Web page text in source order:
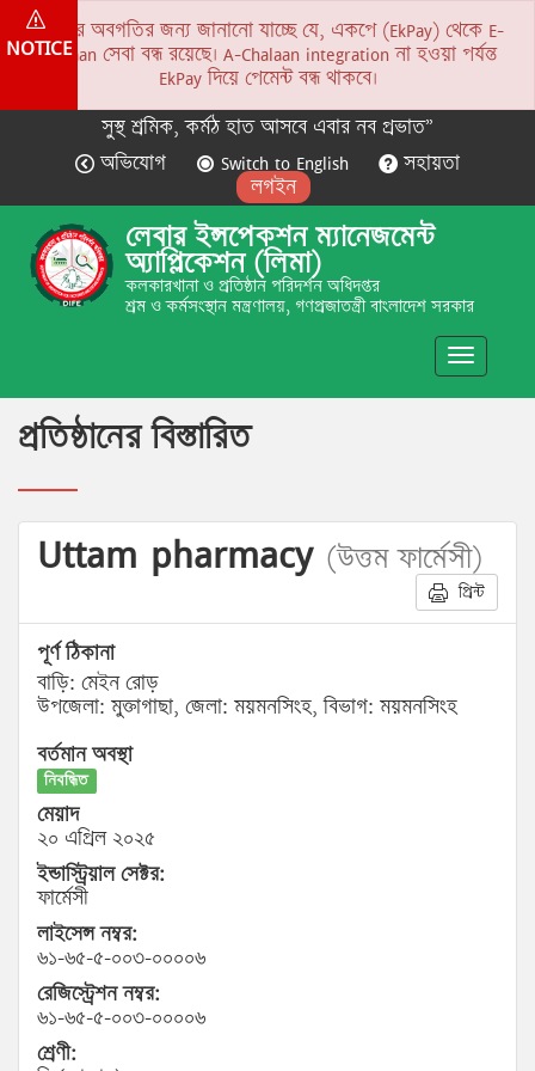
NOTICE
সকলের অবগতির জন্য জানানো যাচ্ছে যে, একপে (EkPay) থেকে E-
Chalaan সেবা বন্ধ রয়েছে। A-Chalaan integration না হওয়া পর্যন্ত
EkPay দিয়ে পেমেন্ট বন্ধ থাকবে।
সুস্থ শ্রমিক, কর্মঠ হাত আসবে এবার নব প্রভাত”
অভিযোগ
Switch to English
সহায়তা
লগইন
লেবার ইন্সপেকশন ম্যানেজমেন্ট
অ্যাপ্লিকেশন (লিমা)
কলকারখানা ও প্রতিষ্ঠান পরিদর্শন অধিদপ্তর
শ্রম ও কর্মসংস্থান মন্ত্রণালয়, গণপ্রজাতন্ত্রী বাংলাদেশ সরকার
Toggle
প্রতিষ্ঠানের বিস্তারিত
Uttam pharmacy (উত্তম ফার্মেসী)
প্রিন্ট
পূর্ণ ঠিকানা
বাড়ি: মেইন রোড়
উপজেলা: মুক্তাগাছা, জেলা: ময়মনসিংহ, বিভাগ: ময়মনসিংহ
বর্তমান অবস্থা
নিবন্ধিত
মেয়াদ
২০ এপ্রিল ২০২৫
ইন্ডাস্ট্রিয়াল সেক্টর:
ফার্মেসী
লাইসেন্স নম্বর:
৬১-৬৫-৫-০০৩-০০০০৬
রেজিস্ট্রেশন নম্বর:
৬১-৬৫-৫-০০৩-০০০০৬
শ্রেণী: